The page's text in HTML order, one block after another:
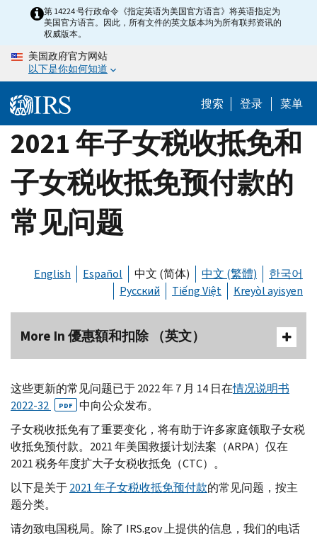
content
第 14224 号行政命令《指定英语为美国官方语言》将英语指定为
美国官方语言。因此，所有文件的英文版本均为所有联邦资讯的
权威版本。
美国政府官方网站
以下是你如何知道
搜索 登录 菜单
2021 年子女税收抵免和
子女税收抵免预付款的
常见问题
English Español 中文 (简体) 中文 (繁體)
한국어
Русский
Tiếng Việt Kreyòl ayisyen
More In 優惠額和扣除 （英文）
这些更新的常见问题已于 2022 年 7 月 14 日在情况说明书
2022-32
PDF
中向公众发布。
子女税收抵免有了重要变化，将有助于许多家庭领取子女税
收抵免预付款。2021 年美国救援计划法案（ARPA）仅在
2021 税务年度扩大子女税收抵免（CTC）。
以下是关于2021 年子女税收抵免预付款的常见问题，按主
题分类。
请勿致电国税局。除了 IRS.gov上提供的信息，我们的电话